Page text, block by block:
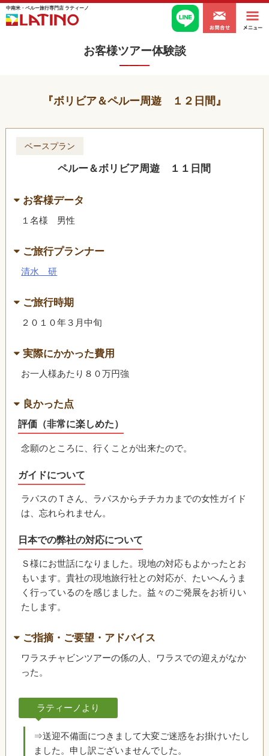
中南米・ペルー旅行専門店 ラティーノ
お客様ツアー体験談
ボリビア＆ペルー周遊 １２日間
ベースプラン
ペルー＆ボリビア周遊 １１日間
お客様データ
１名様 男性
ご旅行プランナー
清水 研
ご旅行時期
２０１０年３月中旬
実際にかかった費用
お一人様あたり８０万円強
良かった点
評価（非常に楽しめた）
念願のところに、行くことが出来たので。
ガイドについて
ラパスのＴさん、ラパスからチチカカまでの女性ガイド
は、忘れられません。
日本での弊社の対応について
Ｓ様にお世話になりました。現地の対応もよかったとお
もいます。貴社の現地旅行社との対応が、たいへんうま
く行っているのを感じました。益々のご発展をお祈りい
たします。
ご指摘・ご要望・アドバイス
ワラスチャビンツアーの係の人、ワラスでの迎えがなか
った。
ラティーノより
⇒送迎不備面につきまして大変ご迷惑をお掛けいたし
ました。申し訳ございませんでした。